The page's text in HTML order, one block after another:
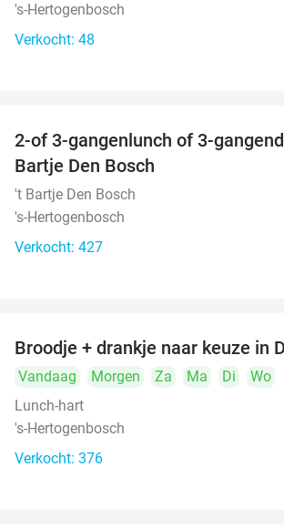
's-Hertogenbosch
Verkocht: 48
2-of 3-gangenlunch of 3-
Bartje Den Bosch
't Bartje Den Bosch
's-Hertogenbosch
Verkocht: 427
Broodje + drankje naar keuze in
Vandaag Morgen Za Ma Di
Wo
Lunch-hart
's-Hertogenbosch
Verkocht: 376